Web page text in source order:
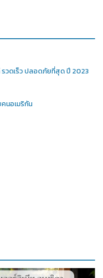
รวดเร็ว ปลอดภัยที่สุด ปี 2023
คนอเมริกัน